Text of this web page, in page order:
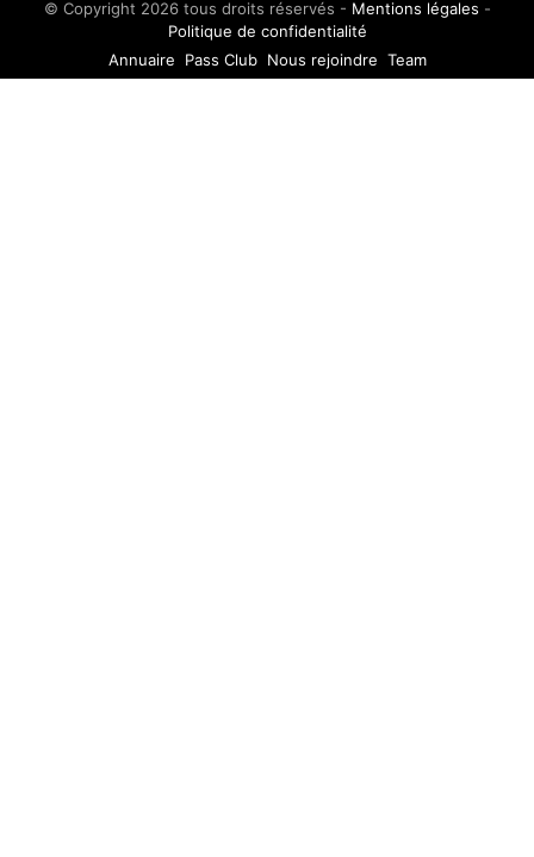
© Copyright 2026 tous droits réservés - Mentions légales -
Politique de confidentialité
Annuaire
Pass Club Nous rejoindre Team